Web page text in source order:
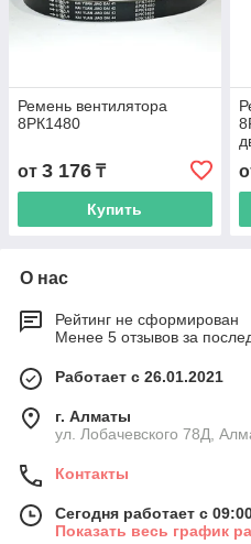
Ремень вентилятора
8РК1480
от 3 176 ₸
Купить
О нас
Рейтинг не сформирован
Менее 5 отзывов за
Работает с 26.01.2021
г. Алматы
ул. Лобачевского 78Д,
Контакты
Сегодня работает с
Показать весь график